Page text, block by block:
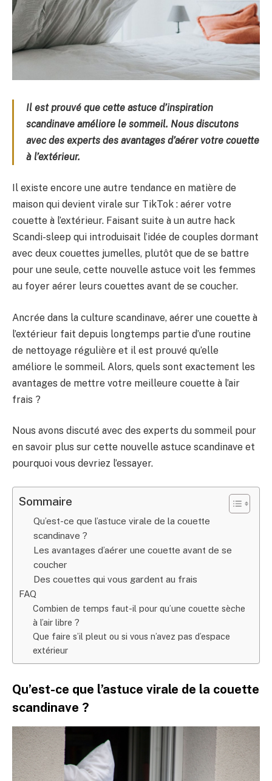
Il est prouvé que cette astuce d’inspiration
scandinave améliore le sommeil. Nous discutons
avec des experts des avantages d’aérer votre couette
à l’extérieur.
Il existe encore une autre tendance en matière de
maison qui devient virale sur TikTok : aérer votre
couette à l’extérieur. Faisant suite à un autre hack
Scandi-sleep qui introduisait l’idée de couples dormant
avec deux couettes jumelles, plutôt que de se battre
pour une seule, cette nouvelle astuce voit les femmes
au foyer aérer leurs couettes avant de se coucher.
Ancrée dans la culture scandinave, aérer une couette à
l’extérieur fait depuis longtemps partie d’une routine
de nettoyage régulière et il est prouvé qu’elle
améliore le sommeil. Alors, quels sont exactement les
avantages de mettre votre meilleure couette à l’air
frais ?
Nous avons discuté avec des experts du sommeil pour
en savoir plus sur cette nouvelle astuce scandinave et
pourquoi vous devriez l’essayer.
Sommaire
Qu’est-ce que l’astuce virale de la couette
scandinave ?
Les avantages d’aérer une couette avant de se
coucher
Des couettes qui vous gardent au frais
FAQ
Combien de temps faut-il pour qu’une couette sèche
à l’air libre ?
Que faire s’il pleut ou si vous n’avez pas d’espace
extérieur
Qu’est-ce que l’astuce virale de la couette
scandinave ?